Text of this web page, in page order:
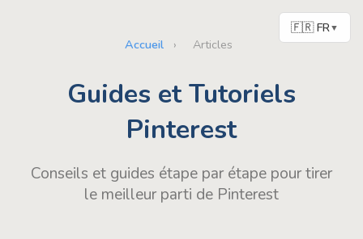
🇫🇷 FR▼
Accueil › Articles
Guides et Tutoriels
Pinterest
Conseils et guides étape par étape pour tirer
le meilleur parti de Pinterest